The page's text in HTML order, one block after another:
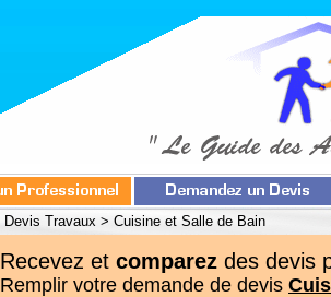
Devis Travaux > Cuisine et Salle de Bain
Recevez et comparez des devis
Remplir votre demande de devis